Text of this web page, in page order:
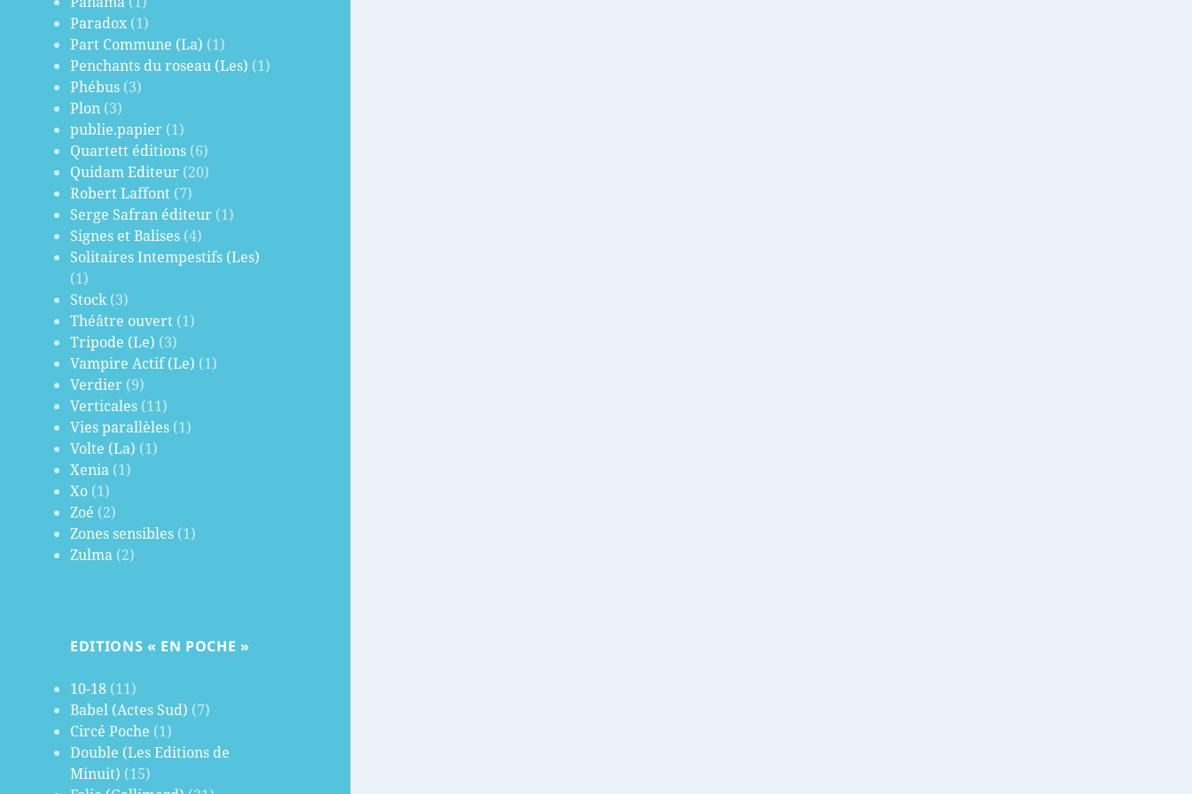
Paradox (1)
Part Commune (La) (1)
Penchants du roseau (Les) (1)
Phébus (3)
Plon (3)
publie.papier (1)
Quartett éditions (6)
Quidam Editeur (20)
Robert Laffont (7)
Serge Safran éditeur (1)
Signes et Balises (4)
Solitaires Intempestifs (Les)
(1)
Stock(3)
Théâtre ouvert (1)
Tripode (Le) (3)
Vampire Actif (Le) (1)
Verdier (9)
Verticales (11)
Vies parallèles (1)
Volte (La) (1)
Xenia (1)
Xo (1)
Zoé (2)
Zones sensibles (1)
Zulma (2)
EDITIONS « EN POCHE »
10-18 (11)
Babel (Actes Sud) (7)
Circé Poche (1)
Double (Les Editions de
Minuit) (15)